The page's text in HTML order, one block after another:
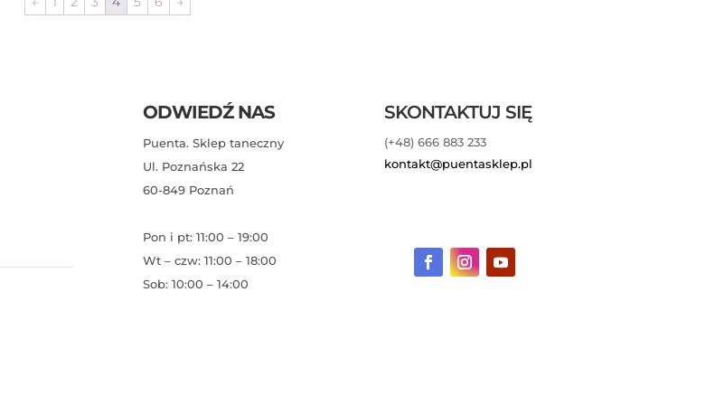
ODWIEDŹ NAS
Puenta. Sklep taneczny
Ul. Poznańska 22
60-849 Poznań
Pon i pt: 11:00 – 19:00
Wt – czw: 11:00 – 18:00
Sob: 10:00 – 14:00
SKONTAKTUJ SIĘ
(+48) 666 883 233
kontakt@puentasklep.pl